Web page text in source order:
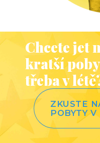
Chcete jet
kratší
třeba v
ZKUSTE
POBYTY